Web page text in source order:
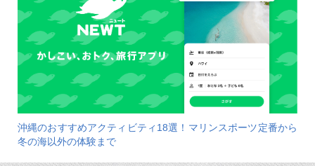
沖縄のおすすめアクティビティ18選！マリンスポーツ定番から
冬の海以外の体験まで